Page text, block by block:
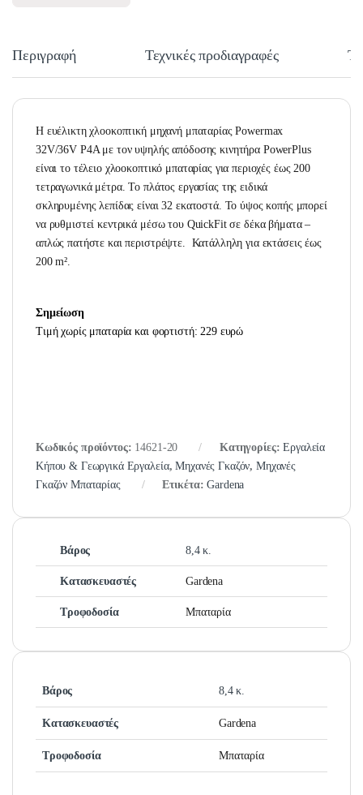
Περιγραφή Τεχνικές προδιαγραφές
Η ευέλικτη χλοοκοπτική μηχανή μπαταρίας Powermax
32V/36V P4A με τον υψηλής απόδοσης κινητήρα PowerPlus
είναι το τέλειο χλοοκοπτικό μπαταρίας για περιοχές έως 200
τετραγωνικά μέτρα. Το πλάτος εργασίας της ειδικά
σκληρυμένης λεπίδας είναι 32 εκατοστά. Το ύψος κοπής μπορεί
να ρυθμιστεί κεντρικά μέσω του QuickFit σε δέκα βήματα –
απλώς πατήστε και περιστρέψτε. Κατάλληλη για εκτάσεις έως
200 m².
Σημείωση
Τιμή χωρίς μπαταρία και φορτιστή: 229 ευρώ
Κωδικός προϊόντος: 14621-20 Κατηγορίες:Εργαλεία
Κήπου & Γεωργικά Εργαλεία,Μηχανές Γκαζόν,Μηχανές
Γκαζόν Μπαταρίας
Ετικέτα:Gardena
Βάρος 8,4 κ.
Κατασκευαστές Gardena
Τροφοδοσία Μπαταρία
Βάρος 8,4 κ.
Κατασκευαστές Gardena
Τροφοδοσία Μπαταρία